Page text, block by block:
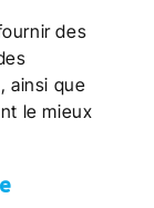
des
ainsi que
le mieux